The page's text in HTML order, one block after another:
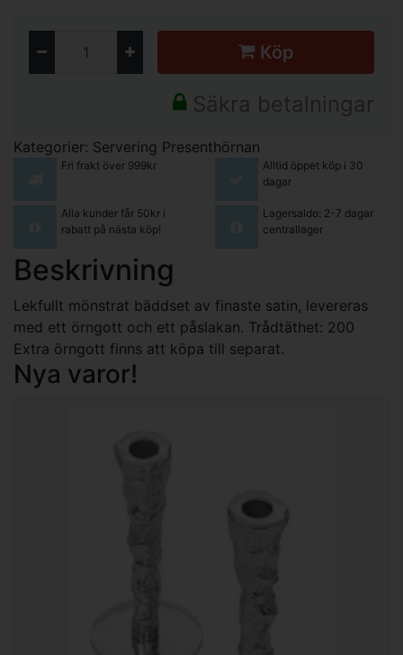
Köp
Säkra betalningar
Kategorier: Servering Presenthörnan
Fri frakt över 999kr
Alltid öppet köp i 30
dagar
Alla kunder får 50kr i
rabatt på nästa köp!
Lagersaldo: 2-7 dagar
centrallager
Beskrivning
Lekfullt mönstrat bäddset av finaste satin, levereras
med ett örngott och ett påslakan. Trådtäthet: 200
Extra örngott finns att köpa till separat.
Nya varor!